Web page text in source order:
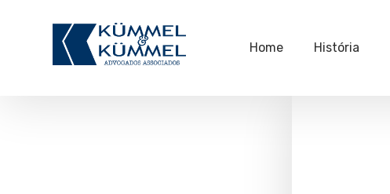
Home História